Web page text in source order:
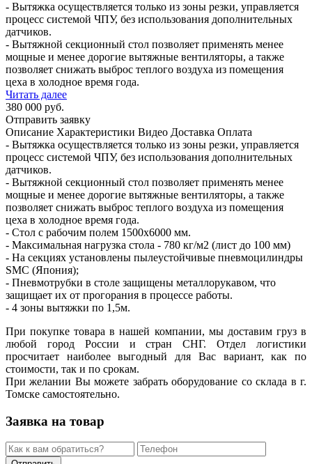
- Вытяжка осуществляется только из зоны резки, управляется
процесс системой ЧПУ, без использования дополнительных
датчиков.
- Вытяжной секционный стол позволяет применять менее
мощные и менее дорогие вытяжные вентиляторы, а также
позволяет снижать выброс теплого воздуха из помещения
цеха в холодное время года.
Читать далее
380 000 руб.
Отправить заявку
Описание Характеристики Видео Доставка Оплата
- Вытяжка осуществляется только из зоны резки, управляется
процесс системой ЧПУ, без использования дополнительных
датчиков.
- Вытяжной секционный стол позволяет применять менее
мощные и менее дорогие вытяжные вентиляторы, а также
позволяет снижать выброс теплого воздуха из помещения
цеха в холодное время года.
- Стол с рабочим полем 1500х6000 мм.
- Максимальная нагрузка стола - 780 кг/м2 (лист до 100 мм)
- На секциях установлены пылеустойчивые пневмоцилиндры
SMC (Япония);
- Пневмотрубки в столе защищены металлорукавом, что
защищает их от прогорания в процессе работы.
- 4 зоны вытяжки по 1,5м.
При покупке товара в нашей компании, мы доставим груз в
любой город России и стран СНГ. Отдел логистики
просчитает наиболее выгодный для Вас вариант, как по
стоимости, так и по срокам.
При желании Вы можете забрать оборудование со склада в г.
Томске самостоятельно.
Заявка на товар